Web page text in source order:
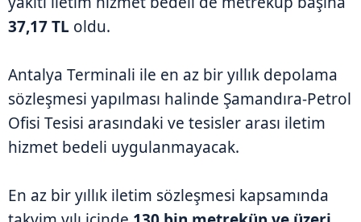
37,17 TL oldu.
Antalya Terminali ile en az bir yıllık depolama
sözleşmesi yapılması halinde Şamandıra-Petrol
Ofisi Tesisi arasındaki ve tesisler arası iletim
hizmet bedeli uygulanmayacak.
En az bir yıllık iletim sözleşmesi kapsamında